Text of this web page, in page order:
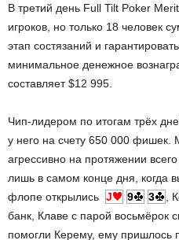
В третий день Full Tilt Poker
игроков, но только 18 человек
этап состязаний и
минимальное денежное
составляет $12 995.
Чип-лидером по итогам трёх
у него на счету 650 000 фишек.
агрессивно на протяжении
лишь в самом конце дня, когда
флопе открылись J 9 3 ,
банк, Клаве с парой восьмёрок
помогли Керему, ему пришлось